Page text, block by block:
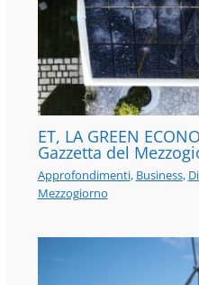
ET, LA GREEN
Gazzetta del
Approfondimenti, Business,
Mezzogiorno